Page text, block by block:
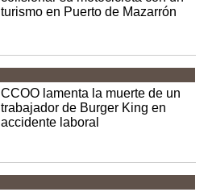
turismo en Puerto de Mazarrón
CCOO lamenta la muerte de un
trabajador de Burger King en
accidente laboral